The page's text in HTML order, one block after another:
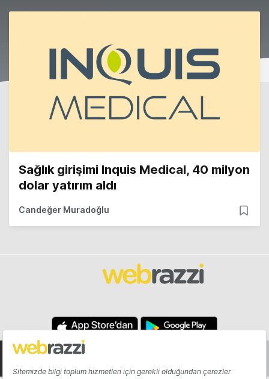
Sağlık girişimi Inquis Medical, 40 milyon
dolar yatırım aldı
Candeğer Muradoğlu